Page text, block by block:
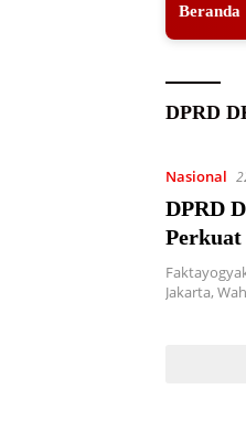
Beranda
DPRD
Nasional
DPRD
Jakarta,